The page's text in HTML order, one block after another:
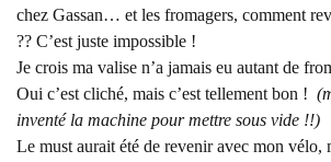
chez Gassan… et les fromagers, comment
?? C’est juste impossible !
Je crois ma valise n’a jamais eu autant de
Oui c’est cliché, mais c’est tellement bon !
inventé la machine pour mettre sous vide !!)
Le must aurait été de revenir avec mon vélo,